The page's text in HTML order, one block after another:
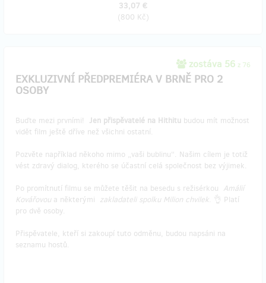
33,07 €
(800 Kč)
zostáva 56 z 76
EXKLUZIVNÍ PŘEDPREMIÉRA V BRNĚ PRO 2
OSOBY
Buďte mezi prvními! Jen přispěvatelé na Hithitu budou mít možnost
vidět film ještě dříve než všichni ostatní.
Pozvěte například někoho mimo „vaši bublinu“. Našim cílem je totiž
vést zdravý dialog, kterého se účastní celá společnost bez výjimek.
Po promítnutí filmu se můžete těšit na besedu s režisérkou Amálií
Kovářovou a některými zakladateli spolku Milion chvilek. 👌 Platí
pro dvě osoby.
Přispěvatele, kteří si zakoupí tuto odměnu, budou napsáni na
seznamu hostů.